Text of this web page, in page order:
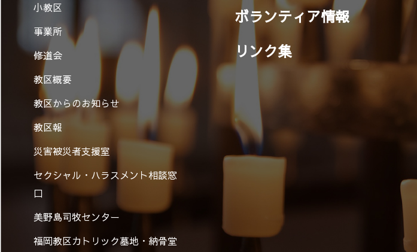
小教区
事業所
修道会
教区概要
教区からのお知らせ
教区報
災害被災者支援室
セクシャル・ハラスメント相談窓
口
美野島司牧センター
福岡教区カトリック墓地・納骨堂
ボランティア情報
リンク集